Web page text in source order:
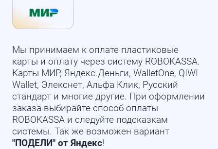
Мы принимаем к оплате пластиковые
карты и оплату через систему ROBOKASSA.
Карты МИР, Яндекс.Деньги, WalletOne, QIWI
Wallet, Элекснет, Альфа Клик, Русский
стандарт и многие другие. При оформлении
заказа выбирайте способ оплаты
ROBOKASSA и следуйте подсказкам
системы. Так же возможен вариант
"ПОДЕЛИ" от Яндекс!